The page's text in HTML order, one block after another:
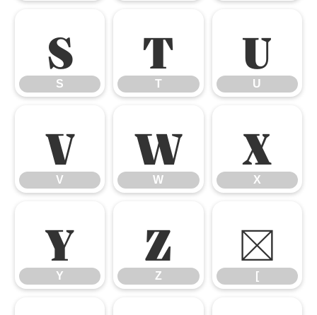
S
S
T
T
U
U
V
V
W
W
X
X
Y
Y
Z
Z
[
[